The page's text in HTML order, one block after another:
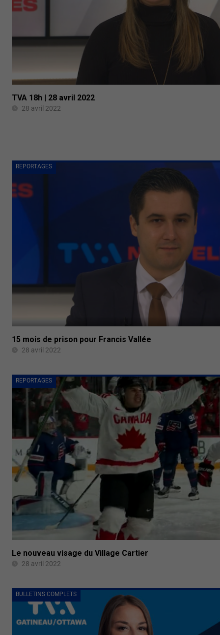
TVA 18h | 28 avril 2022
28 avril 2022
REPORTAGES
15 mois de prison pour Francis Vallée
28 avril 2022
REPORTAGES
Le nouveau visage du Village Cartier
28 avril 2022
BULLETINS COMPLETS